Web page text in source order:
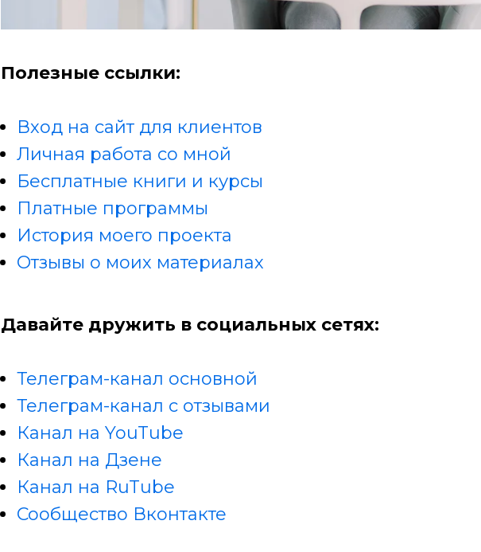
Полезные ссылки:
Вход на сайт для клиентов
Личная работа со мной
Бесплатные книги и курсы
Платные программы
История моего проекта
Отзывы о моих материалах
Давайте дружить в социальных сетях:
Телеграм-канал основной
Телеграм-канал с отзывами
Канал на YouTube
Канал на Дзене
Канал на RuTube
Сообщество Вконтакте